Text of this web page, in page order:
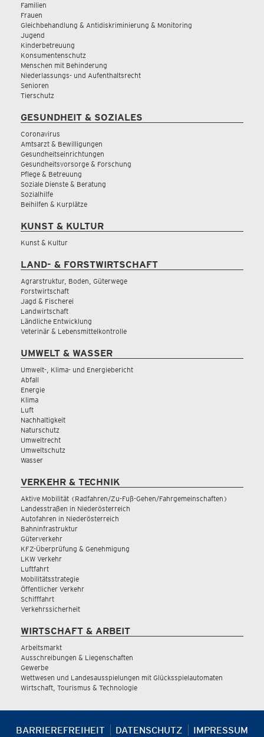
Familien
Frauen
Gleichbehandlung & Antidiskriminierung & Monitoring
Jugend
Kinderbetreuung
Konsumentenschutz
Menschen mit Behinderung
Niederlassungs- und Aufenthaltsrecht
Senioren
Tierschutz
GESUNDHEIT & SOZIALES
Coronavirus
Amtsarzt & Bewilligungen
Gesundheitseinrichtungen
Gesundheitsvorsorge & Forschung
Pflege & Betreuung
Soziale Dienste & Beratung
Sozialhilfe
Beihilfen & Kurplätze
KUNST & KULTUR
Kunst & Kultur
LAND- & FORSTWIRTSCHAFT
Agrarstruktur, Boden, Güterwege
Forstwirtschaft
Jagd & Fischerei
Landwirtschaft
Ländliche Entwicklung
Veterinär & Lebensmittelkontrolle
UMWELT & WASSER
Umwelt-, Klima- und Energiebericht
Abfall
Energie
Klima
Luft
Nachhaltigkeit
Naturschutz
Umweltrecht
Umweltschutz
Wasser
VERKEHR & TECHNIK
Aktive Mobilität (Radfahren/Zu-Fuß-Gehen/Fahrgemeinschaften)
Landesstraßen in Niederösterreich
Autofahren in Niederösterreich
Bahninfrastruktur
Güterverkehr
KFZ-Überprüfung & Genehmigung
LKW Verkehr
Luftfahrt
Mobilitätsstrategie
Öffentlicher Verkehr
Schifffahrt
Verkehrssicherheit
WIRTSCHAFT & ARBEIT
Arbeitsmarkt
Ausschreibungen & Liegenschaften
Gewerbe
Wettwesen und Landesausspielungen mit Glücksspielautomaten
Wirtschaft, Tourismus & Technologie
BARRIEREFREIHEIT DATENSCHUTZ IMPRESSUM